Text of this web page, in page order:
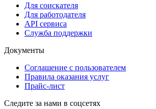
Для соискателя
Для работодателя
API сервиса
Служба поддержки
Документы
Соглашение с пользователем
Правила оказания услуг
Прайс-лист
Следите за нами в соцсетях